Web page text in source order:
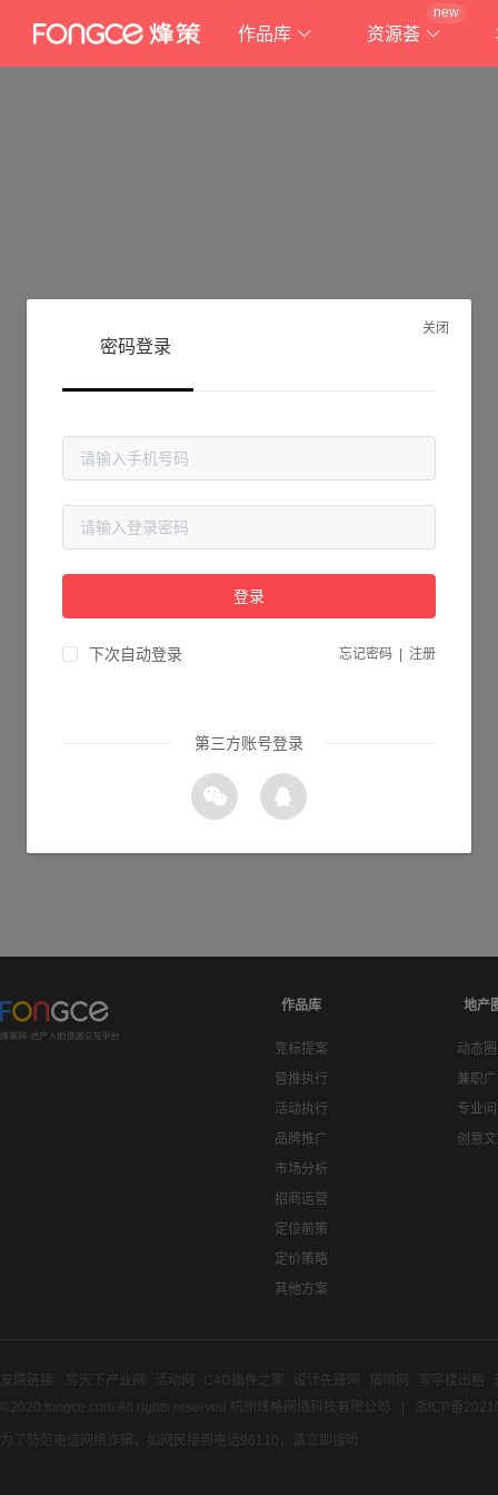
作品库 资源荟
new
抱歉!
请检查您输入的网址是否正确，或点击下面的按钮返回首页。
作品库
竞标提案
营推执行
活动执行
品牌推广
市场分析
招商运营
定位前策
定价策略
其他方案
地产
动态
兼职
专业
创意
友情链接: 房天下产业网 活动网 C4D插件之家 设计先锋网 猫啃网 写字楼出租
©2020 fongce.com.All rights reserved 杭州烽格网络科技有限公司
浙ICP备
为了防范电信网络诈骗，如网民接到电话96110，请立即接听
关闭
密码登录
登录
下次自动登录 忘记密码 注册
第三方账号登录